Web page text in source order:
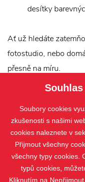
desítky
Ať už hledáte
fotostudio, nebo
přesně na míru.
Soubory cookies
zkušenosti s našimi
cookies naleznete v
Přijmout všechny
všechny typy cookies.
typů cookies,
Kliknutím na